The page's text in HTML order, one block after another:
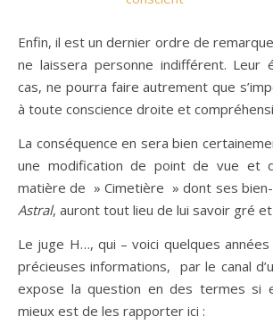
Enfin, il est un dernier ordre de
ne laissera personne indifférent. Leur
cas, ne pourra faire autrement que
à toute conscience droite et
La conséquence en sera bien
une modification de point de vue et
matière de » Cimetière » dont ses
Astral, auront tout lieu de lui savoir gré
Le juge H…, qui – voici quelques
précieuses informations, par le canal
expose la question en des termes si
mieux est de les rapporter ici :